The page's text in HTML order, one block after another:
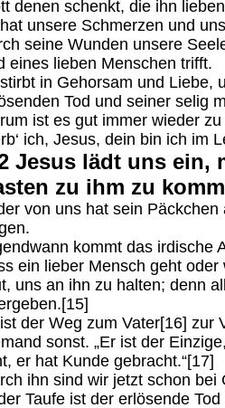
denen schenkt, die ihn
unsere Schmerzen und
seine Wunden unsere
eines lieben Menschen trifft.
in Gehorsam und Liebe,
Tod und seiner selig
ist es gut immer wieder
ich, Jesus, dein bin ich im
Jesus lädt uns ein,
zu ihm zu
von uns hat sein
kommt das irdische
ein lieber Mensch geht
uns an ihn zu halten; denn
der Weg zum Vater[16] zur
sonst. „Er ist der
er hat Kunde gebracht.“[17]
ihn sind wir jetzt schon bei
Taufe ist der erlösende